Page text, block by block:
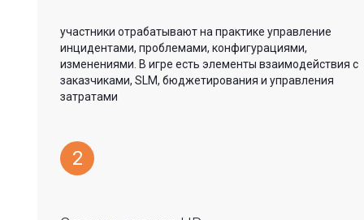
участники отрабатывают на практике управление
инцидентами, проблемами, конфигурациями,
изменениями. В игре есть элементы взаимодействия с
заказчиками, SLM, бюджетирования и управления
затратами
2